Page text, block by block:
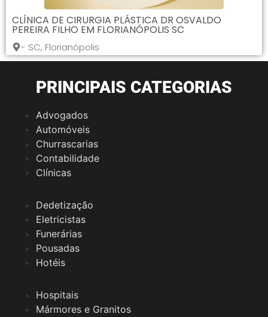
CLÍNICA DE CIRURGIA PLÁSTICA DR OSVALDO
PEREIRA FILHO EM FLORIANÓPOLIS SC
- SC, Florianópolis
PRINCIPAIS CATEGORIAS
Advogados
Automóveis
Churrascarias
Contabilidade
Clínicas
Dedetização
Eletricistas
Funerárias
Pousadas
Hotéis
Hospitais
Mármores e Granitos